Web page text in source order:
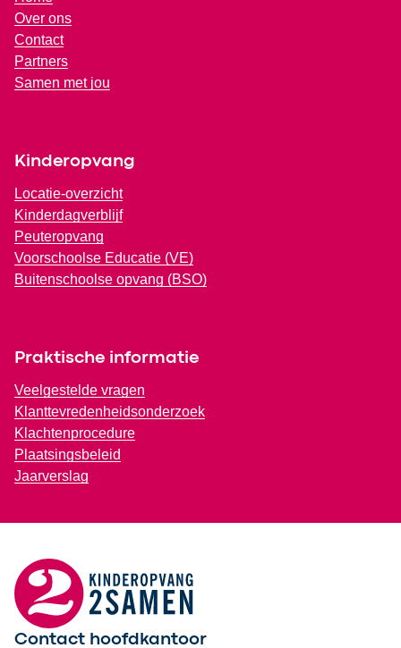
Over ons
Contact
Partners
Samen met jou
Kinderopvang
Locatie-overzicht
Kinderdagverblijf
Peuteropvang
Voorschoolse Educatie (VE)
Buitenschoolse opvang (BSO)
Praktische informatie
Veelgestelde vragen
Klanttevredenheidsonderzoek
Klachtenprocedure
Plaatsingsbeleid
Jaarverslag
Contact hoofdkantoor